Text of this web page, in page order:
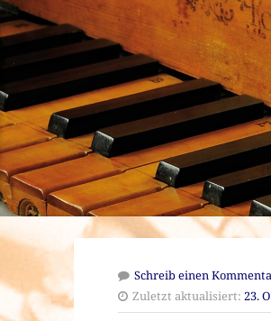
Schreib einen
Zuletzt aktualisiert: 23.